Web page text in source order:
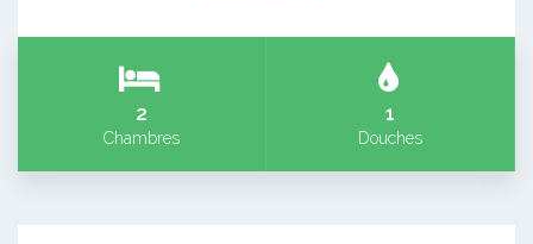
2
Chambres
1
Douches